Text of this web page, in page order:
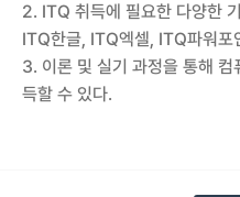
2. ITQ 취득에 필요한 다양한
ITQ한글, ITQ엑셀, ITQ파워포
3. 이론 및 실기 과정을 통해 컴
득할 수 있다.